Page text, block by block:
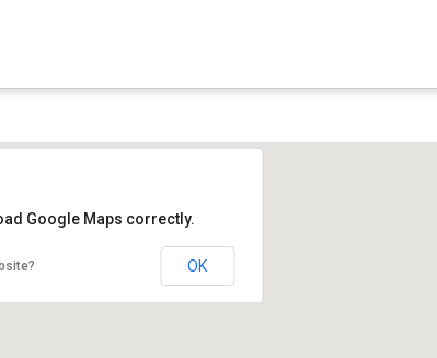
Google Maps correctly.
OK